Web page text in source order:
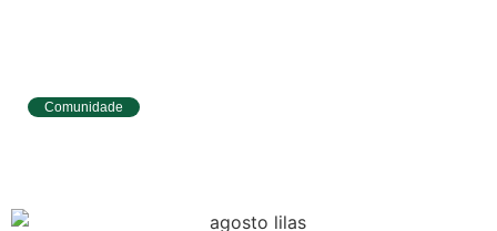
Comunidade